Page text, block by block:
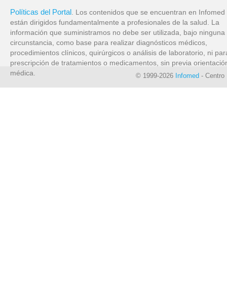
Políticas del Portal. Los contenidos que se encuentran en Infomed
están dirigidos fundamentalmente a profesionales de la salud. La
información que suministramos no debe ser utilizada, bajo ninguna
circunstancia, como base para realizar diagnósticos médicos,
procedimientos clínicos, quirúrgicos o análisis de laboratorio, ni
prescripción de tratamientos o medicamentos, sin previa
médica.
© 1999-2026 Infomed - Centro